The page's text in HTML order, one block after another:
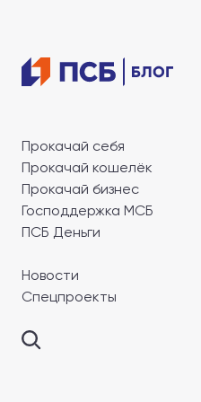
Прокачай себя
Прокачай кошелёк
Прокачай бизнес
Господдержка МСБ
ПСБ Деньги
Новости
Спецпроекты